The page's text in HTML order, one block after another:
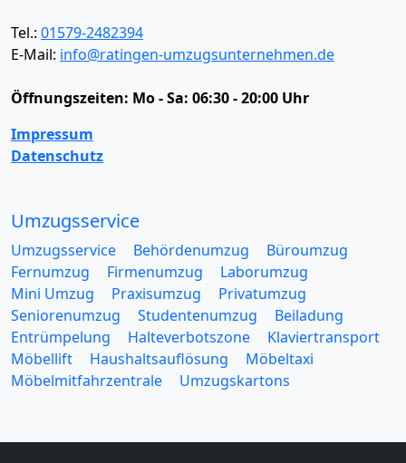
Tel.: 01579-2482394
E-Mail: info@ratingen-umzugsunternehmen.de
Öffnungszeiten: Mo - Sa: 06:30 - 20:00 Uhr
Impressum
Datenschutz
Umzugsservice
Umzugsservice Behördenumzug
Büroumzug
Fernumzug
Firmenumzug
Laborumzug
Mini Umzug
Praxisumzug
Privatumzug
Seniorenumzug
Studentenumzug
Beiladung
Entrümpelung
Halteverbotszone
Klaviertransport
Möbellift
Haushaltsauflösung
Möbeltaxi
Möbelmitfahrzentrale
Umzugskartons